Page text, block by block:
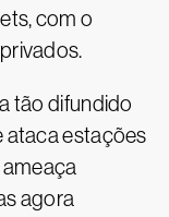
com o
tão difundido
ataca estações
agora